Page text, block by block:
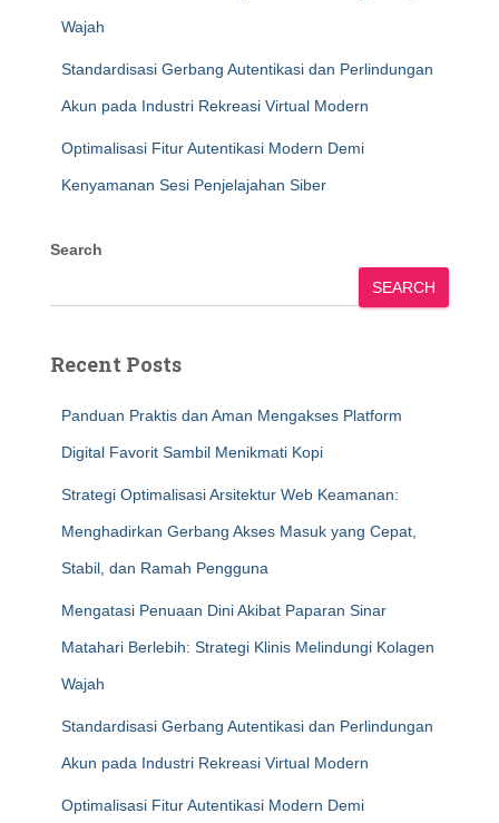
Wajah
Standardisasi Gerbang Autentikasi dan Perlindungan
Akun pada Industri Rekreasi Virtual Modern
Optimalisasi Fitur Autentikasi Modern Demi
Kenyamanan Sesi Penjelajahan Siber
Search
SEARCH
Recent Posts
Panduan Praktis dan Aman Mengakses Platform
Digital Favorit Sambil Menikmati Kopi
Strategi Optimalisasi Arsitektur Web Keamanan:
Menghadirkan Gerbang Akses Masuk yang Cepat,
Stabil, dan Ramah Pengguna
Mengatasi Penuaan Dini Akibat Paparan Sinar
Matahari Berlebih: Strategi Klinis Melindungi Kolagen
Wajah
Standardisasi Gerbang Autentikasi dan Perlindungan
Akun pada Industri Rekreasi Virtual Modern
Optimalisasi Fitur Autentikasi Modern Demi